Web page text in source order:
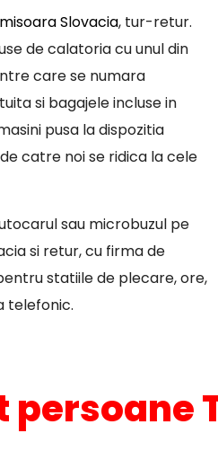
Slovacia, tur-retur.
de calatoria cu unul din
care se numara
si bagajele incluse in
pusa la dispozitia
catre noi se ridica la cele
sau microbuzul pe
si retur, cu firma de
statiile de plecare, ore,
telefonic.
persoane